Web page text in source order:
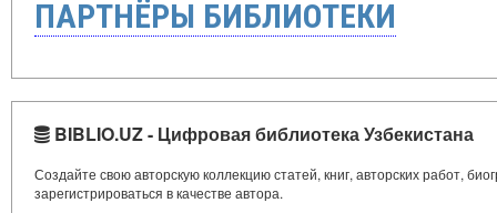
ПАРТНЁРЫ БИБЛИОТЕКИ
BIBLIO.UZ - Цифровая библиотека Узбекистана
Создайте свою авторскую коллекцию статей, книг, авторских работ,
зарегистрироваться в качестве автора.